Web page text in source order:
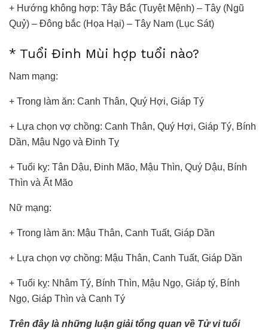
+ Hướng không hợp: Tây Bắc (Tuyệt Mệnh) – Tây (Ngũ
Quỷ) – Đông bắc (Họa Hại) – Tây Nam (Lục Sát)
* Tuổi Đinh Mùi hợp tuổi nào?
Nam mạng:
+ Trong làm ăn: Canh Thân, Quý Hợi, Giáp Tý
+ Lựa chọn vợ chồng: Canh Thân, Quý Hợi, Giáp Tý, Bính
Dần, Mậu Ngọ và Đinh Tỵ
+ Tuổi kỵ: Tân Dậu, Đinh Mão, Mậu Thìn, Quý Dậu, Bính
Thìn và Ất Mão
Nữ mạng:
+ Trong làm ăn: Mậu Thân, Canh Tuất, Giáp Dần
+ Lựa chọn vợ chồng: Mậu Thân, Canh Tuất, Giáp Dần
+ Tuổi kỵ: Nhâm Tý, Bính Thìn, Mậu Ngọ, Giáp tý, Bính
Ngọ, Giáp Thìn và Canh Tý
Trên đây là những luận giải tổng quan về Tử vi tuổi